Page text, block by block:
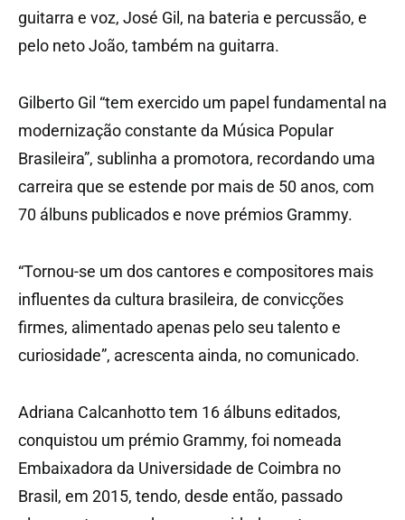
guitarra e voz, José Gil, na bateria e percussão, e
pelo neto João, também na guitarra.
Gilberto Gil “tem exercido um papel fundamental na
modernização constante da Música Popular
Brasileira”, sublinha a promotora, recordando uma
carreira que se estende por mais de 50 anos, com
70 álbuns publicados e nove prémios Grammy.
“Tornou-se um dos cantores e compositores mais
influentes da cultura brasileira, de convicções
firmes, alimentado apenas pelo seu talento e
curiosidade”, acrescenta ainda, no comunicado.
Adriana Calcanhotto tem 16 álbuns editados,
conquistou um prémio Grammy, foi nomeada
Embaixadora da Universidade de Coimbra no
Brasil, em 2015, tendo, desde então, passado